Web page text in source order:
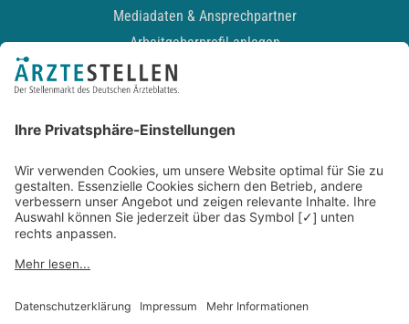
Mediadaten & Ansprechpartner
Arbeitgeberprofil anlegen
Recruiting-Podcast
Kontakt
Datenschutz
Newsletter